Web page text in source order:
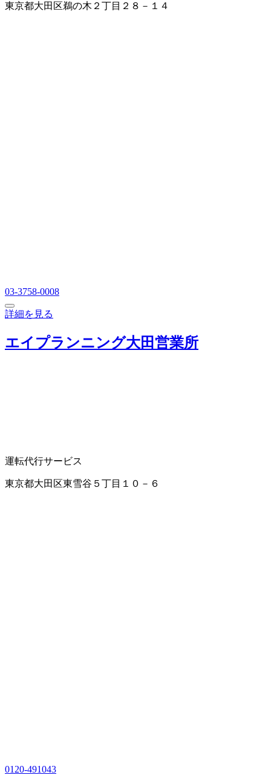
東京都大田区鵜の木２丁目２８－１４
03-3758-0008
詳細を見る
エイプランニング大田営業所
運転代行サービス
東京都大田区東雪谷５丁目１０－６
0120-491043